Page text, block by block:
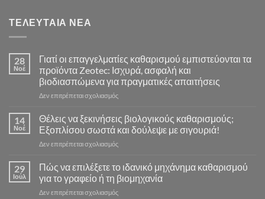
ΤΕΛΕΥΤΑΊΑ ΝΈΑ
28
Νοέ
Γιατί οι επαγγελματίες καθαρισμού εμπιστεύονται τα
προϊόντα Zeotec: Ισχυρά, ασφαλή και
βιοδιασπώμενα για πραγματικές απαιτήσεις
Δεν επιτρέπεται σχολιασμόςστο
επαγγελματίες
καθαρισμού
εμπιστεύονται
προϊόντα
Zeotec:
Ισχυρά,
ασφαλή
14
Νοέ
Θέλεις να ξεκινήσεις βιολογικούς καθαρισμούς;
Εξοπλίσου σωστά και δούλεψε με σιγουριά!
Δεν επιτρέπεται σχολιασμόςστο
ξεκινήσεις
βιολογικούς
καθαρισμούς;
29
Ιούλ
Πώς να επιλέξετε το ιδανικό μηχάνημα καθαρισμού
για το γραφείο ή τη βιομηχανία
Δεν επιτρέπεται σχολιασμόςστο